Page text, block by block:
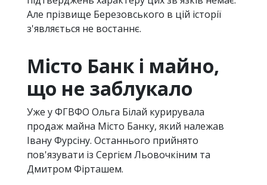
Але прізвище Березовського в цій історії
з'являється не востаннє.
Місто Банк і майно,
що не заблукало
Уже у ФГВФО Ольга Білай курирувала
продаж майна Місто Банку, який належав
Івану Фурсіну. Останнього прийнято
пов'язувати із Сергієм Льовочкіним та
Дмитром Фірташем.